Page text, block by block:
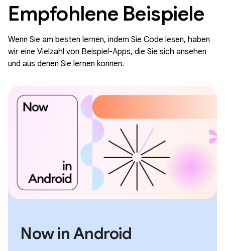
Empfohlene Beispiele
Wenn Sie am besten lernen, indem Sie Code lesen, haben
wir eine Vielzahl von Beispiel-Apps, die Sie sich ansehen
und aus denen Sie lernen können.
Now in Android